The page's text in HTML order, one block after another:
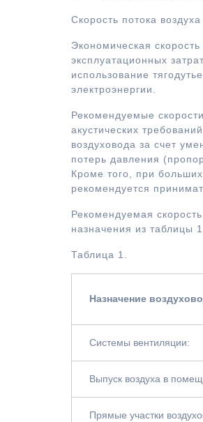
Скорость потока
Экономическая
эксплуатационных
использование
электроэнергии.
Рекомендуемые
акустических
воздуховода за счет
потерь давления
Кроме того, при
рекомендуется
Рекомендуемая
назначения из таблицы 1.
Таблица 1.
Назначение
Системы вентиляции:
Выпуск воздуха в
Прямые участки